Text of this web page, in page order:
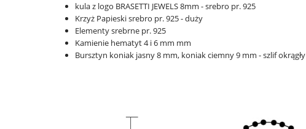
kula z logo BRASETTI JEWELS 8mm - srebro pr. 925
Krzyż Papieski srebro pr. 925 - duży
Elementy srebrne pr. 925
Kamienie hematyt 4 i 6 mm mm
Bursztyn koniak jasny 8 mm, koniak ciemny 9 mm - szlif okrągły